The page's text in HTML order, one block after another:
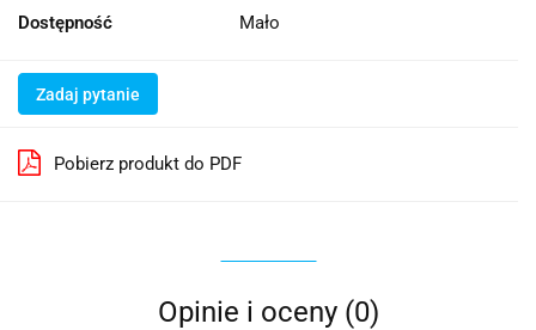
Dostępność Mało
Zadaj pytanie
Pobierz produkt do PDF
Opinie i oceny (0)